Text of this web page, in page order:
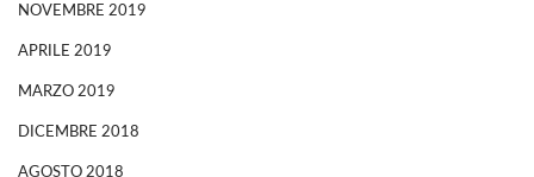
NOVEMBRE 2019
APRILE 2019
MARZO 2019
DICEMBRE 2018
AGOSTO 2018